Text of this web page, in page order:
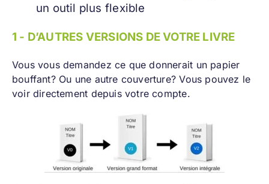
un outil plus flexible
1 - D’AUTRES VERSIONS DE VOTRE LIVRE
Vous vous demandez ce que donnerait un papier
bouffant? Ou une autre couverture? Vous pouvez le
voir directement depuis votre compte.